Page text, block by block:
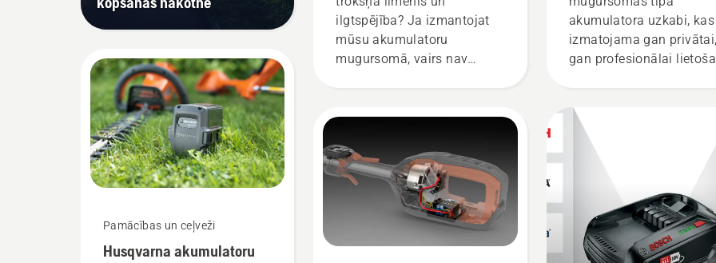
Pamācības un ceļveži
Husqvarna akumulatoru
ilgtspējība? Ja izmantojat
mūsu akumulatoru
mugursomā, vairs nav
pavisam jauns akumulatoru
stāsta Johans Svenungs
(Johan Svennung),
Husqvarna elektrisko un ar
akumulatoru darbināmo
rokā turamo produktu
nodaļas vadītājs.
akumulatora uzkabi, kas
izmatojama gan
gan profesionālai